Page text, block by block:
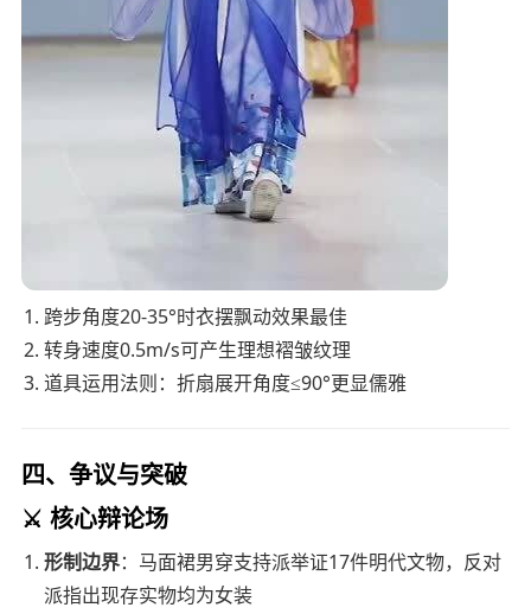
跨步角度20-35°时衣摆飘动效果最佳
转身速度0.5m/s可产生理想褶皱纹理
道具运用法则：折扇展开角度≤90°更显儒雅
四、争议与突破
⚔️ 核心辩论场
形制边界：马面裙男穿支持派举证17件明代文物，反对
派指出现存实物均为女装